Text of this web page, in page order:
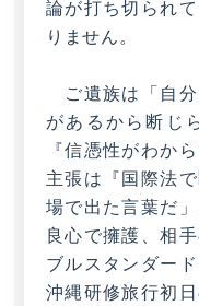
論が打ち切られ
りません。
ご遺族は「自
があるから断じ
『信憑性がわか
主張は『国際法
場で出た言葉だ
良心で擁護、相
ブルスタンダー
沖縄研修旅行初